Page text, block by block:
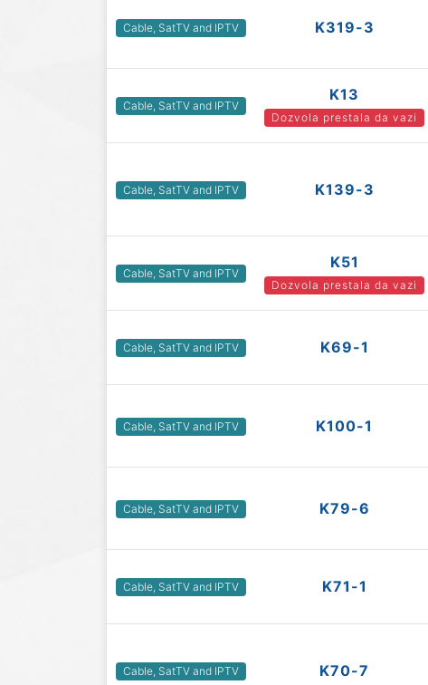
Cable, SatTV and IPTV K319-3
Cable, SatTV and IPTV
K13
Dozvola prestala da vazi
Cable, SatTV and IPTV K139-3
Cable, SatTV and IPTV
K51
Dozvola prestala da vazi
Cable, SatTV and IPTV K69-1
Cable, SatTV and IPTV K100-1
Cable, SatTV and IPTV K79-6
Cable, SatTV and IPTV K71-1
Cable, SatTV and IPTV K70-7